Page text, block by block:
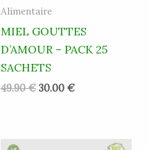
Alimentaire
MIEL GOUTTES
D’AMOUR – PACK 25
SACHETS
49.90€ 30.00 €